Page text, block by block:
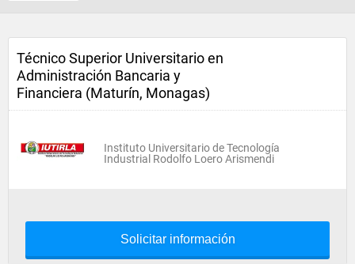
Técnico Superior Universitario en
Administración Bancaria y
Financiera (Maturín, Monagas)
Instituto Universitario de Tecnología
Industrial Rodolfo Loero Arismendi
Solicitar información